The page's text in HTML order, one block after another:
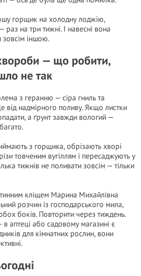
горщик на холодну лоджію,
на три тижні. І навесні вона
зовсім іншою.
— що робити,
не так
з геранню — сіра гниль та
від надмірного поливу. Якщо листки
а ґрунт завжди вологий —
з горщика, обрізають хворі
товченим вугіллям і пересаджують у
тижнів не поливати зовсім — тільки
кліщем Марина Михайлівна
розчин із господарського мила,
боків. Повторити через тиждень.
аптеці або садовому магазині є
для кімнатних рослин, вони